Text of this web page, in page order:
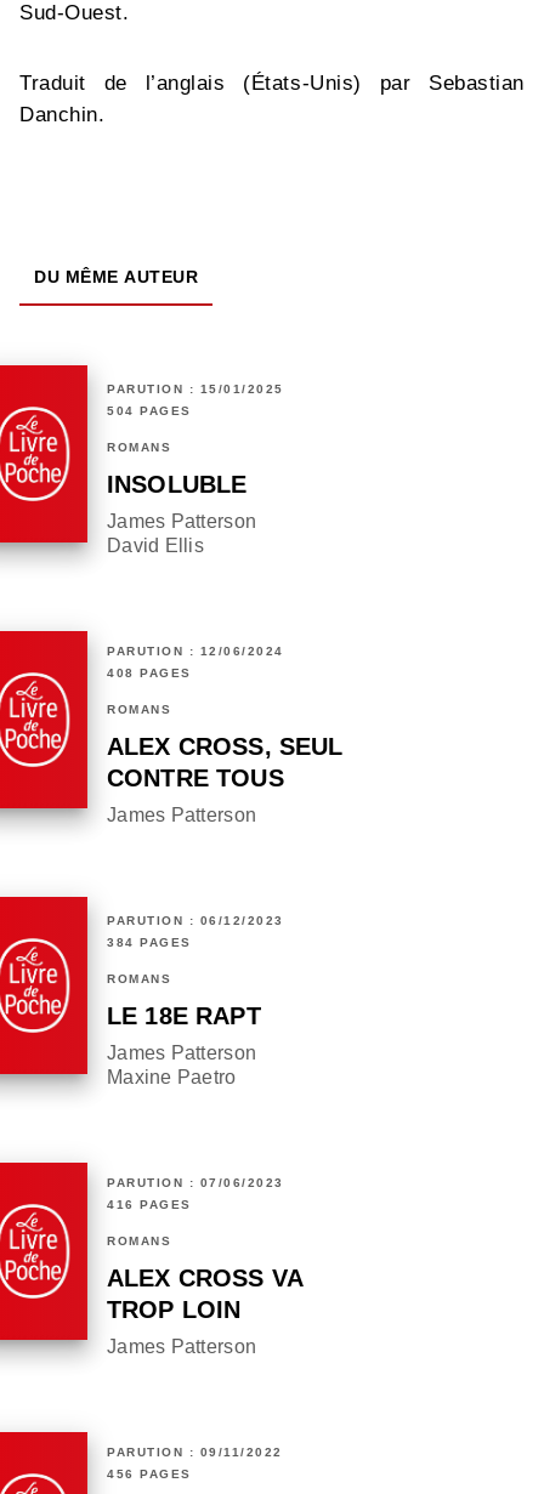
Sud-Ouest.
Traduit de l’anglais (États-Unis) par Sebastian
Danchin.
DU MÊME AUTEUR
PARUTION : 15/01/2025
504 PAGES
ROMANS
INSOLUBLE
James Patterson
David Ellis
PARUTION : 12/06/2024
408 PAGES
ROMANS
ALEX CROSS, SEUL
CONTRE TOUS
James Patterson
PARUTION : 06/12/2023
384 PAGES
ROMANS
LE 18E RAPT
James Patterson
Maxine Paetro
PARUTION : 07/06/2023
416 PAGES
ROMANS
ALEX CROSS VA
TROP LOIN
James Patterson
PARUTION : 09/11/2022
456 PAGES